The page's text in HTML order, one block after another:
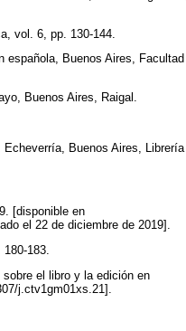
vol. 6, pp. 130-144.
española, Buenos Aires, Facultad
Buenos Aires, Raigal.
Buenos Aires, Librería
[disponible en
el 22 de diciembre de 2019].
180-183.
sobre el libro y la edición en
j.ctv1gm01xs.21].